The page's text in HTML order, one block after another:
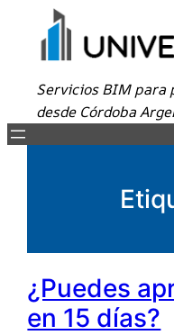
Servicios BIM para
desde Córdoba
¿Puedes
en 15 días?